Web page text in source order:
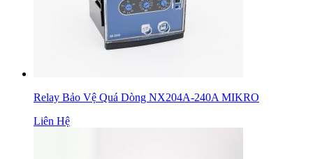
Relay Bảo Vệ Quá Dòng NX204A-240A MIKRO
Liên Hệ